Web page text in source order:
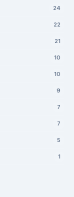
24
22
21
10
10
9
7
7
5
1